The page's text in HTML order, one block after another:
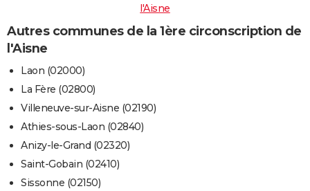
l'Aisne
Autres communes de la 1ère circonscription de
l'Aisne
Laon (02000)
La Fère (02800)
Villeneuve-sur-Aisne (02190)
Athies-sous-Laon (02840)
Anizy-le-Grand (02320)
Saint-Gobain (02410)
Sissonne (02150)